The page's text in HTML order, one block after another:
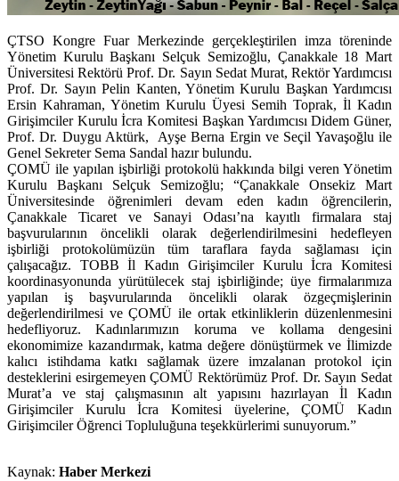
ÇTSO Kongre Fuar Merkezinde gerçekleştirilen imza töreninde
Yönetim Kurulu Başkanı Selçuk Semizoğlu, Çanakkale 18 Mart
Üniversitesi Rektörü Prof. Dr. Sayın Sedat Murat, Rektör Yardımcısı
Prof. Dr. Sayın Pelin Kanten, Yönetim Kurulu Başkan Yardımcısı
Ersin Kahraman, Yönetim Kurulu Üyesi Semih Toprak, İl Kadın
Girişimciler Kurulu İcra Komitesi Başkan Yardımcısı Didem Güner,
Prof. Dr. Duygu Aktürk, Ayşe Berna Ergin ve Seçil Yavaşoğlu ile
Genel Sekreter Sema Sandal hazır bulundu.
ÇOMÜ ile yapılan işbirliği protokolü hakkında bilgi veren Yönetim
Kurulu Başkanı Selçuk Semizoğlu; “Çanakkale Onsekiz Mart
Üniversitesinde öğrenimleri devam eden kadın öğrencilerin,
Çanakkale Ticaret ve Sanayi Odası’na kayıtlı firmalara staj
başvurularının öncelikli olarak değerlendirilmesini hedefleyen
işbirliği protokolümüzün tüm taraflara fayda sağlaması için
çalışacağız. TOBB İl Kadın Girişimciler Kurulu İcra Komitesi
koordinasyonunda yürütülecek staj işbirliğinde; üye firmalarımıza
yapılan iş başvurularında öncelikli olarak özgeçmişlerinin
değerlendirilmesi ve ÇOMÜ ile ortak etkinliklerin düzenlenmesini
hedefliyoruz. Kadınlarımızın koruma ve kollama dengesini
ekonomimize kazandırmak, katma değere dönüştürmek ve İlimizde
kalıcı istihdama katkı sağlamak üzere imzalanan protokol için
desteklerini esirgemeyen ÇOMÜ Rektörümüz Prof. Dr. Sayın Sedat
Murat’a ve staj çalışmasının alt yapısını hazırlayan İl Kadın
Girişimciler Kurulu İcra Komitesi üyelerine, ÇOMÜ Kadın
Girişimciler Öğrenci Topluluğuna teşekkürlerimi sunuyorum.”
Kaynak: Haber Merkezi